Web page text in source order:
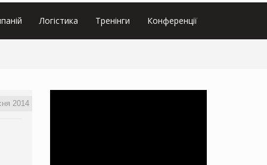
Логістика Тренінги Конференції
2014